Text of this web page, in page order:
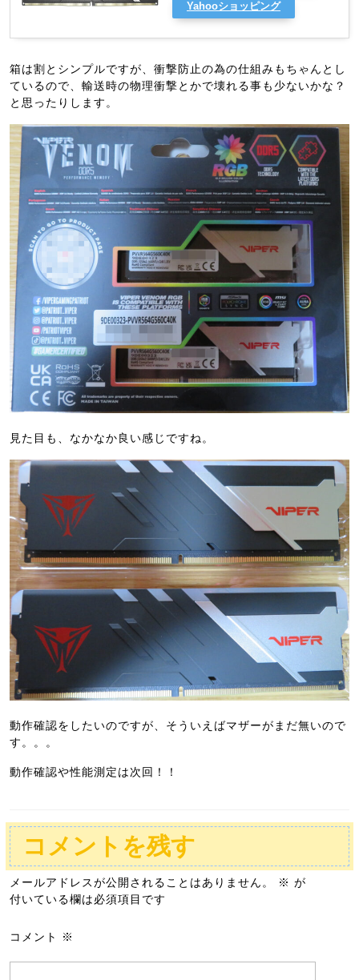
Yahooショッピング
箱は割とシンプルですが、衝撃防止の為の仕組みもちゃんとし
ているので、輸送時の物理衝撃とかで壊れる事も少ないかな？
と思ったりします。
見た目も、なかなか良い感じですね。
動作確認をしたいのですが、そういえばマザーがまだ無いので
す。。。
動作確認や性能測定は次回！！
コメントを残す
メールアドレスが公開されることはありません。 ※ が
付いている欄は必須項目です
コメント ※